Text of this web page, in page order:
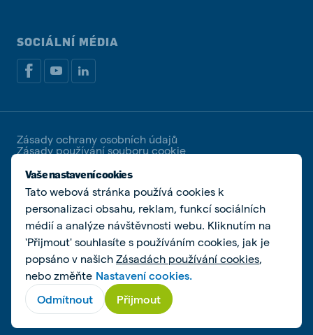
SOCIÁLNÍ MÉDIA
Zásady ochrany osobních údajů
Zásady používání souboru cookie
© De Heus Animal Nutrition | De Heus a.s. | IČ
25321498 | DIČ CZ25321498 | Společnost zapsaná u
Krajského soudu v Brně, spisová značka B 2162
Vaše nastavení cookies
Tato webová stránka používá cookies k
personalizaci obsahu, reklam, funkcí sociálních
médií a analýze návštěvnosti webu. Kliknutím na
'Přijmout' souhlasíte s používáním cookies, jak je
popsáno v našich Zásadách používání cookies,
nebo změňte Nastavení cookies.
Odmítnout
Přijmout